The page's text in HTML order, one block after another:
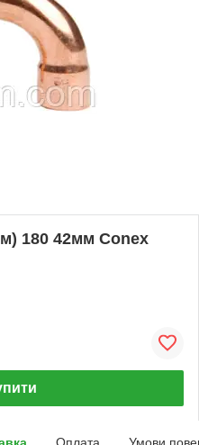
180 42мм Conex
Оплата Умови